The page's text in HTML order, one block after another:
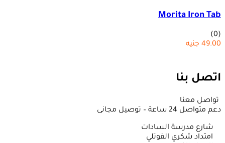
Morita Iron Tab
(0)
49.00 جنيه
اتصل بنا
تواصل معنا
دعم متواصل 24 ساعة – توصيل مجانى
شارع مدرسة السادات
امتداد شكري القوتلي